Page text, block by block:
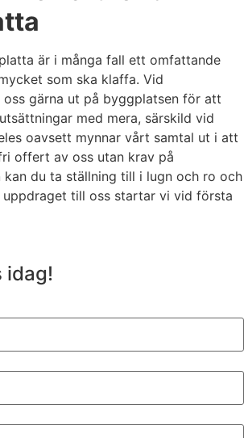
är i många fall ett omfattande
som ska klaffa. Vid
gärna ut på byggplatsen för att
med mera, särskild vid
oavsett mynnar vårt samtal ut i att
offert av oss utan krav på
kan du ta ställning till i lugn och ro och
till oss startar vi vid första
idag!